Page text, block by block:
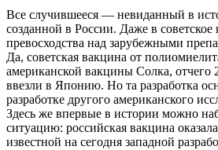
Все случившееся — невиданный в
созданной в России. Даже в советское
превосходства над зарубежными
Да, советская вакцина от
американской вакцины Солка, отчего
ввезли в Японию. Но та разработка
разработке другого американского
Здесь же впервые в истории можно
ситуацию: российская вакцина
известной на сегодня западной